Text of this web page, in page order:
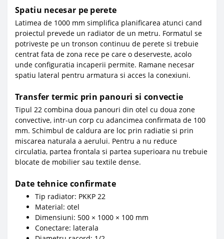
Spatiu necesar pe perete
Latimea de 1000 mm simplifica planificarea atunci cand
proiectul prevede un radiator de un metru. Formatul se
potriveste pe un tronson continuu de perete si trebuie
centrat fata de zona rece pe care o deserveste, acolo
unde configuratia incaperii permite. Ramane necesar
spatiu lateral pentru armatura si acces la conexiuni.
Transfer termic prin panouri si convectie
Tipul 22 combina doua panouri din otel cu doua zone
convective, intr-un corp cu adancimea confirmata de 100
mm. Schimbul de caldura are loc prin radiatie si prin
miscarea naturala a aerului. Pentru a nu reduce
circulatia, partea frontala si partea superioara nu trebuie
blocate de mobilier sau textile dense.
Date tehnice confirmate
Tip radiator: PKKP 22
Material: otel
Dimensiuni: 500 × 1000 × 100 mm
Conectare: laterala